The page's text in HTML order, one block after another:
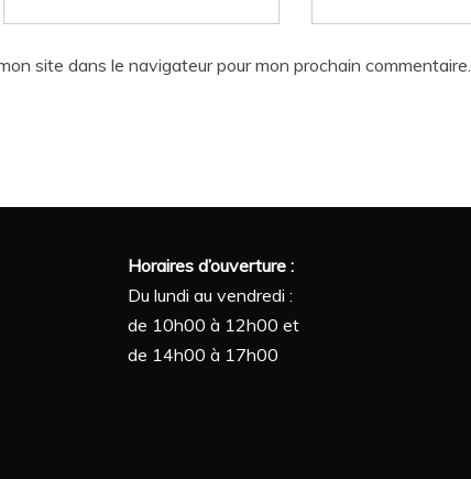
site dans le navigateur pour mon prochain commentaire.
Horaires d’ouverture :
Du lundi au vendredi :
de 10h00 à 12h00 et
de 14h00 à 17h00